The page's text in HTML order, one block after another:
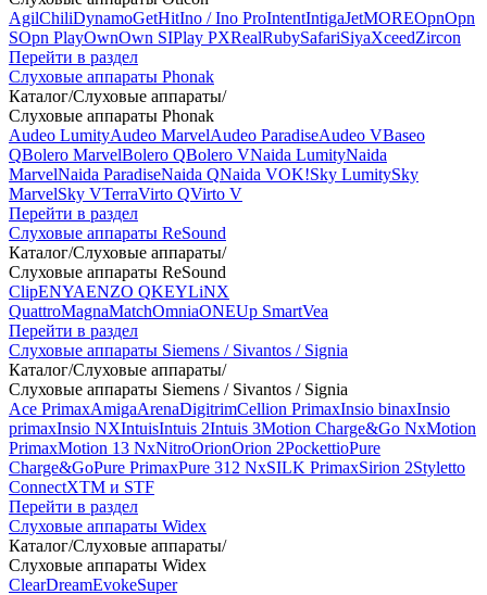
AgilChiliDynamoGetHitIno / Ino ProIntentIntigaJetMOREOpnOpn
SOpn PlayOwnOwn SIPlay PXRealRubySafariSiyaXceedZircon
Перейти в раздел
Слуховые аппараты Phonak
Каталог/Слуховые аппараты/
Слуховые аппараты Phonak
Audeo LumityAudeo MarvelAudeo ParadiseAudeo VBaseo
QBolero MarvelBolero QBolero VNaida LumityNaida
MarvelNaida ParadiseNaida QNaida VOK!Sky LumitySky
MarvelSky VTerraVirto QVirto V
Перейти в раздел
Слуховые аппараты ReSound
Каталог/Слуховые аппараты/
Слуховые аппараты ReSound
ClipENYAENZO QKEYLiNX
QuattroMagnaMatchOmniaONEUp SmartVea
Перейти в раздел
Слуховые аппараты Siemens / Sivantos / Signia
Каталог/Слуховые аппараты/
Слуховые аппараты Siemens / Sivantos / Signia
Ace PrimaxAmigaArenaDigitrimCellion PrimaxInsio binaxInsio
primaxInsio NXIntuisIntuis 2Intuis 3Motion Charge&Go NxMotion
PrimaxMotion 13 NxNitroOrionOrion 2PockettioPure
Charge&GoPure PrimaxPure 312 NxSILK PrimaxSirion 2Styletto
ConnectXTM и STF
Перейти в раздел
Слуховые аппараты Widex
Каталог/Слуховые аппараты/
Слуховые аппараты Widex
ClearDreamEvokeSuper